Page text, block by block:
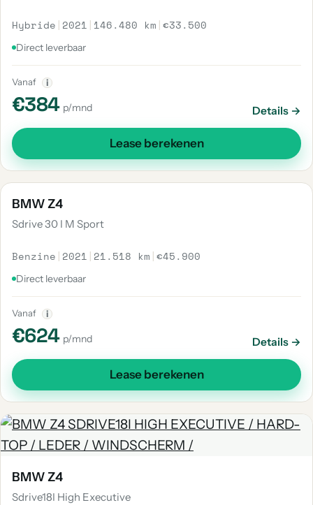
Hybride | 2021 | 146.480 km |€33.500
Direct leverbaar
Vanaf i
€384 p/mnd Details →
Lease berekenen
BMW Z4
Sdrive 30 I M Sport
Benzine | 2021 | 21.518 km |€45.900
Direct leverbaar
Vanaf i
€624 p/mnd Details →
Lease berekenen
BMW Z4
Sdrive18I High Executive